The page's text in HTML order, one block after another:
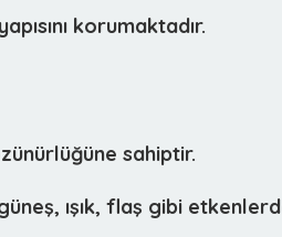
korumaktadır.
sahiptir.
ışık, flaş gibi